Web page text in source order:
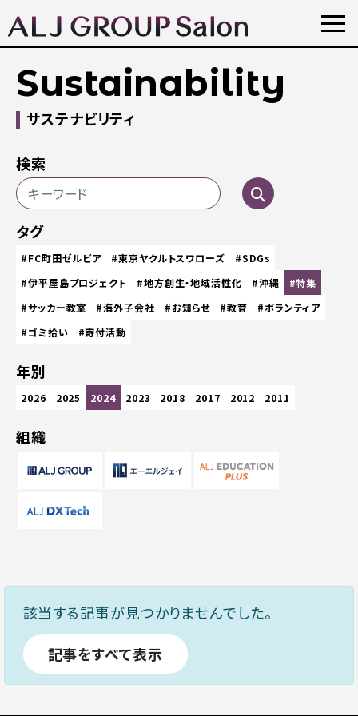
Sustainability
サステナビリティ
検索
タグ
#FC町田ゼルビア #東京ヤクルトスワローズ
#SDGs
#伊平屋島プロジェクト
#地方創生・地域活性化 #沖縄
#特集
#サッカー教室
#海外子会社 #お知らせ #教育
#ボランティア
#ゴミ拾い
#寄付活動
年別
2026 2025 2024 2023 2018 2017 2012 2011
組織
該当する記事が見つかりませんでした。
記事をすべて表示